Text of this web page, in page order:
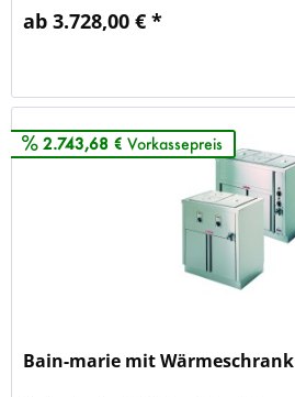
ab 3.728,00 € *
2.743,68 € Vorkassepreis
Bain-marie mit Wärmeschrank